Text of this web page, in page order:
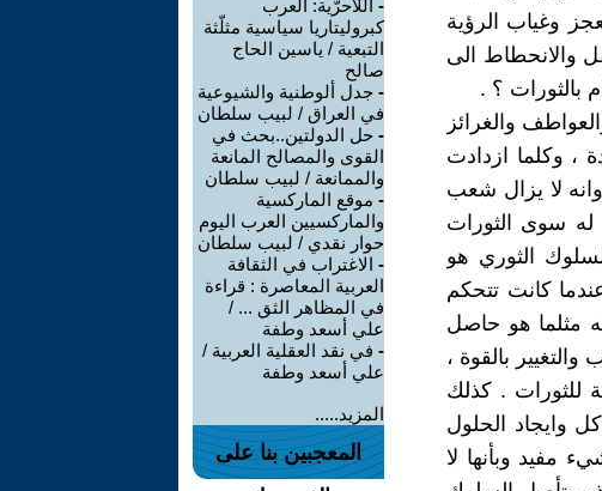
وغياب الرؤية
والانحطاط الى
بالثورات ؟ .
والغرائز
، وكلما ازدادت
لا يزال شعب
له سوى الثورات
الثوري هو
كانت تتحكم
مثلما هو حاصل
بالقوة ،
للثورات . كذلك
وايجاد الحلول
مفيد وبأنها لا
- اللّاحرّية: العرب
كبروليتاريا سياسية مثلّثة
التبعية / ياسين الحاج
صالح
- جدل ألوطنية والشيوعية
في العراق / لبيب سلطان
- حل الدولتين..بحث في
القوى والمصالح المانعة
والممانعة / لبيب سلطان
- موقع الماركسية
والماركسيين العرب اليوم
حوار نقدي / لبيب سلطان
- الاغتراب في الثقافة
العربية المعاصرة : قراءة
في المظاهر الثق ... /
علي أسعد وطفة
- في نقد العقلية العربية /
علي أسعد وطفة
المزيد.....
المعجبين بنا على